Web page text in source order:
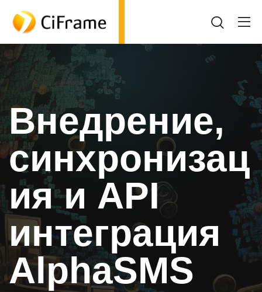
Внедрение,
синхронизац
ия и API
интеграция
AlphaSMS